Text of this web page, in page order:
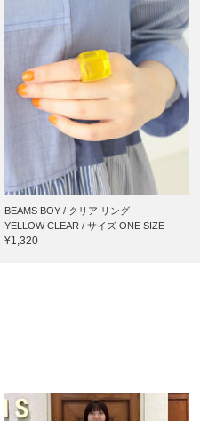
BEAMS BOY / クリア リング
YELLOW CLEAR / サイズ ONE SIZE
¥1,320